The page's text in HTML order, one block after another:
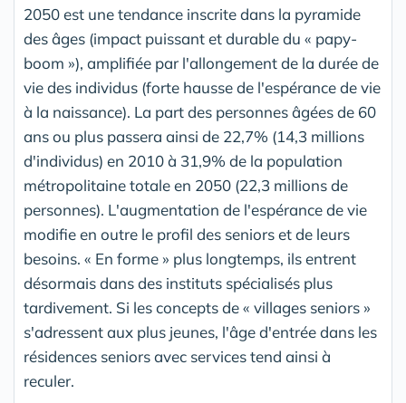
2050 est une tendance inscrite dans la pyramide
des âges (impact puissant et durable du « papy-
boom »), amplifiée par l'allongement de la durée de
vie des individus (forte hausse de l'espérance de vie
à la naissance). La part des personnes âgées de 60
ans ou plus passera ainsi de 22,7% (14,3 millions
d'individus) en 2010 à 31,9% de la population
métropolitaine totale en 2050 (22,3 millions de
personnes). L'augmentation de l'espérance de vie
modifie en outre le profil des seniors et de leurs
besoins. « En forme » plus longtemps, ils entrent
désormais dans des instituts spécialisés plus
tardivement. Si les concepts de « villages seniors »
s'adressent aux plus jeunes, l'âge d'entrée dans les
résidences seniors avec services tend ainsi à
reculer.